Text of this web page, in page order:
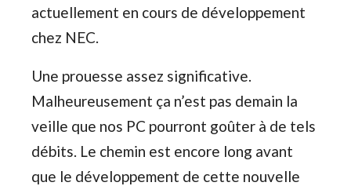
actuellement en cours de développement
chez NEC.
Une prouesse assez significative.
Malheureusement ça n’est pas demain la
veille que nos PC pourront goûter à de tels
débits. Le chemin est encore long avant
que le développement de cette nouvelle